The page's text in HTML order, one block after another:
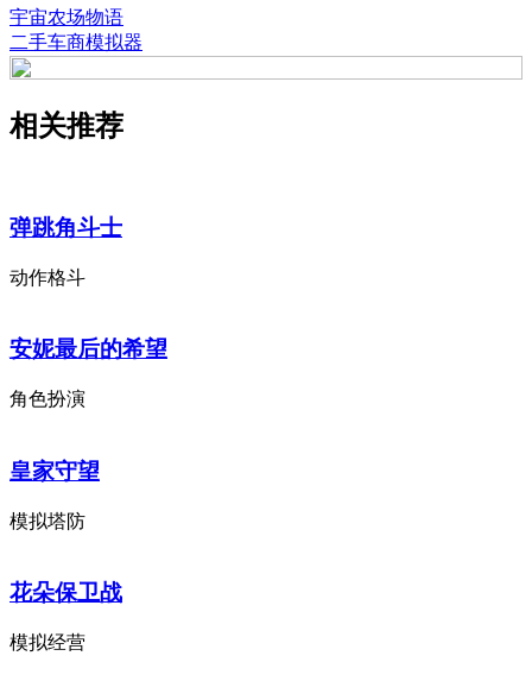
宇宙农场物语
二手车商模拟器
相关推荐
弹跳角斗士
动作格斗
安妮最后的希望
角色扮演
皇家守望
模拟塔防
花朵保卫战
模拟经营